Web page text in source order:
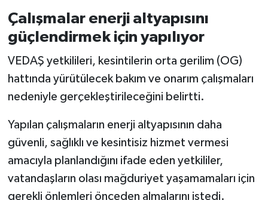
Çalışmalar enerji altyapısını
güçlendirmek için yapılıyor
VEDAŞ yetkilileri, kesintilerin orta gerilim (OG)
hattında yürütülecek bakım ve onarım çalışmaları
nedeniyle gerçekleştirileceğini belirtti.
Yapılan çalışmaların enerji altyapısının daha
güvenli, sağlıklı ve kesintisiz hizmet vermesi
amacıyla planlandığını ifade eden yetkililer,
vatandaşların olası mağduriyet yaşamamaları için
gerekli önlemleri önceden almalarını istedi.